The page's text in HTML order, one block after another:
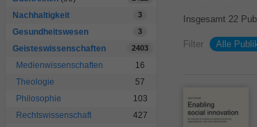
Nachhaltigkeit 3
Gesundheitswesen 3
Geisteswissenschaften 2403
Medienwissenschaften
16
Theologie
57
Philosophie
103
Rechtswissenschaft
427
Insgesamt 22
Filter Alle